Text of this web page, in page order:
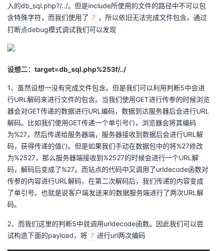
入的db_sql.php?/../。但是include所使用的文件的路径中不可以包
含特殊字符，而我们使用了 ? ，所以依旧无法完成文件包含。通过
打断点debug模式调试我们可以发现
设想二：target=db_sql.php%253f/../
1、虽然设想一没有完成文件包含。但是我们可以利用判断5中会进
行URL解码来进行文件的包含。当我们使用GET进行传参的时候浏览
器会对GET传递的数据进行URL编码，数据到达服务器后会进行URL
解码。比如我们使用GET传递一个单引号(’)，浏览器会将其编码
为%27，然后传递给服务器端，服务器接收到数据后会进行URL解
码，获得传递的值(’)。但是如果我们手动在数据包中的将%27修改
为%2527，那么服务器端接收到%2527的时候会进行一个URL解
码，解码后变成了%27。而站点的代码中又调用了urldecode函数对
传参的内容进行URL解码，在第二次解码后，我们传递的内容变成
了单引号。也就是说客户端发送来的数据服务端进行了两次URL解
码。
2、而我们这里的判断5中就调用urldecode函数。因此我们可以尝
试构造下面的payload，将 ? 进行url两次编码